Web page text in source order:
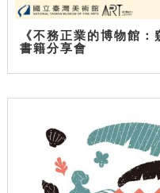
《不務正業的博物館
書籍分享會